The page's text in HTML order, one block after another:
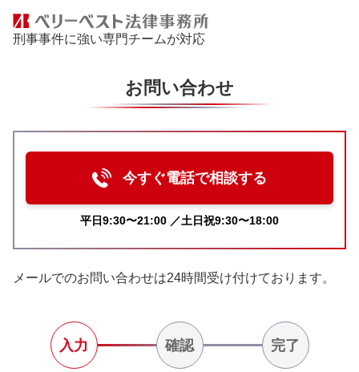
刑事事件に強い専門チームが対応
お問い合わせ
今すぐ電話で相談する
平日9:30〜21:00 ／土日祝9:30〜18:00
メールでのお問い合わせは24時間受け付けております。
入力 確認 完了